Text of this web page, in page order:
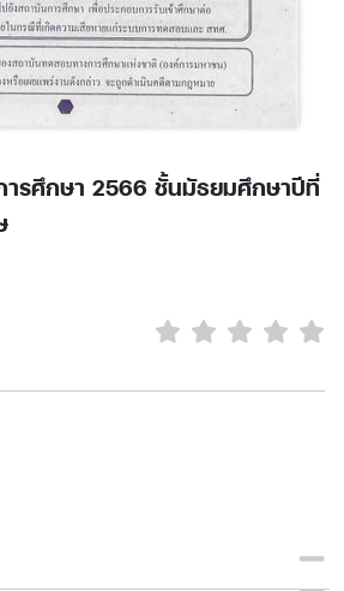
ารศึกษา 2566 ชั้นมัธยมศึกษาปีที่